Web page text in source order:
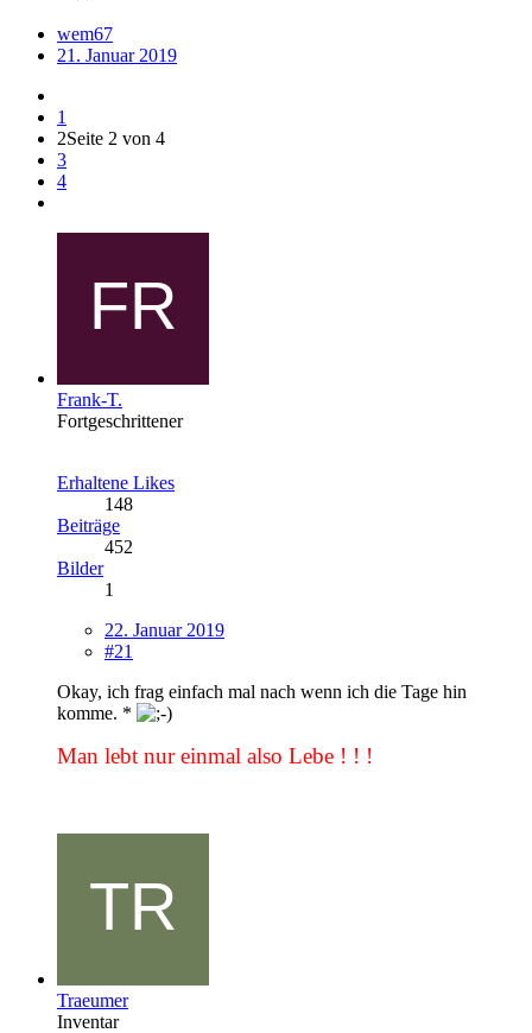
wem67
21. Januar 2019
1
2Seite 2 von 4
3
4
Frank-T.
Fortgeschrittener
Erhaltene Likes
148
Beiträge
452
Bilder
1
22. Januar 2019
#21
Okay, ich frag einfach mal nach wenn ich die Tage hin
komme. *
Man lebt nur einmal also Lebe ! ! !
Traeumer
Inventar